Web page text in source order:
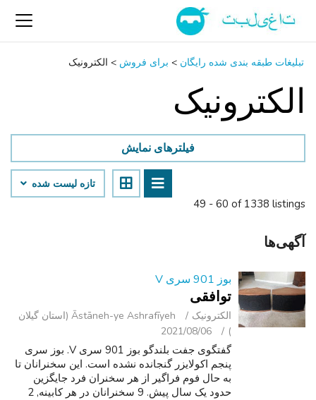
تبلیغات طبقه بندی شده رایگان > برای فروش > الکترونیک
الکترونیک
49 - 60 of 1338 listings
فیلترهای نمایش
تازه لیست شده
آگهی‌ها
بوز 901 سری V
توافقی
الکترونیک
Āstāneh-ye Ashrafīyeh (استان گیلان
)
2021/08/06
گفتگوی جفت بلندگو بوز 901 سری V. بوز سری
پنجم اکولایزر گنجانده نشده است. این سخنرانان تا
به حال فوم فراگیر از هر سخنران فرد جایگزین
حدود یک سال پیش. 9 سخنرانان در هر کابینه, 2